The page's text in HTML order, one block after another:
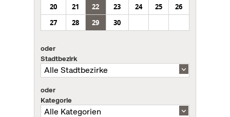
20
21 22 23 24 25
26
27
28 29 30
oder
Stadtbezirk
oder
Kategorie